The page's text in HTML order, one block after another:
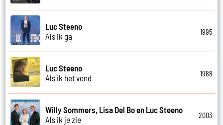
Luc Steeno
Als ik ga
1995
Luc Steeno
Als ik het vond
1988
Willy Sommers, Lisa Del Bo en Luc Steeno
Als ik je zie
2003